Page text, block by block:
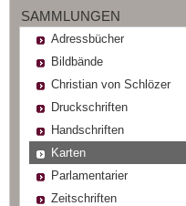
SAMMLUNGEN
Adressbücher
Bildbände
Christian von Schlözer
Druckschriften
Handschriften
Karten
Parlamentarier
Zeitschriften